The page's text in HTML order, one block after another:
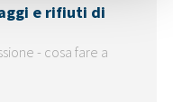
e rifiuti di
- cosa fare a